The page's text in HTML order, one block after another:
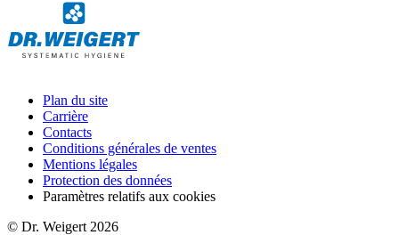
Plan du site
Carrière
Contacts
Conditions générales de ventes
Mentions légales
Protection des données
Paramètres relatifs aux cookies
© Dr. Weigert 2026